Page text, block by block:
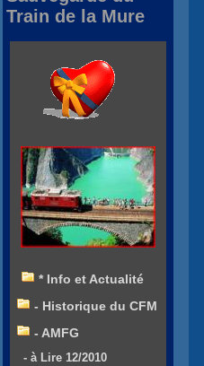
Train de la Mure
* Info et Actualité
- Historique du CFM
- AMFG
- à Lire 12/2010